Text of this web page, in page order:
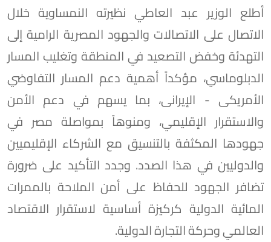
أطلع الوزير عبد العاطي نظيرته النمساوية خلال
الاتصال على الاتصالات والجهود المصرية الرامية إلى
التهدئة وخفض التصعيد في المنطقة وتغليب المسار
الدبلوماسي، مؤكداً أهمية دعم المسار التفاوضي
الأمريكى - الإيرانى، بما يسهم في دعم الأمن
والاستقرار الإقليمي، ومنوهاً بمواصلة مصر في
جهودها المكثفة بالتنسيق مع الشركاء الإقليميين
والدوليين في هذا الصدد. وجدد التأكيد على ضرورة
تضافر الجهود للحفاظ على أمن الملاحة بالممرات
المائية الدولية كركيزة أساسية لاستقرار الاقتصاد
العالمي وحركة التجارة الدولية.